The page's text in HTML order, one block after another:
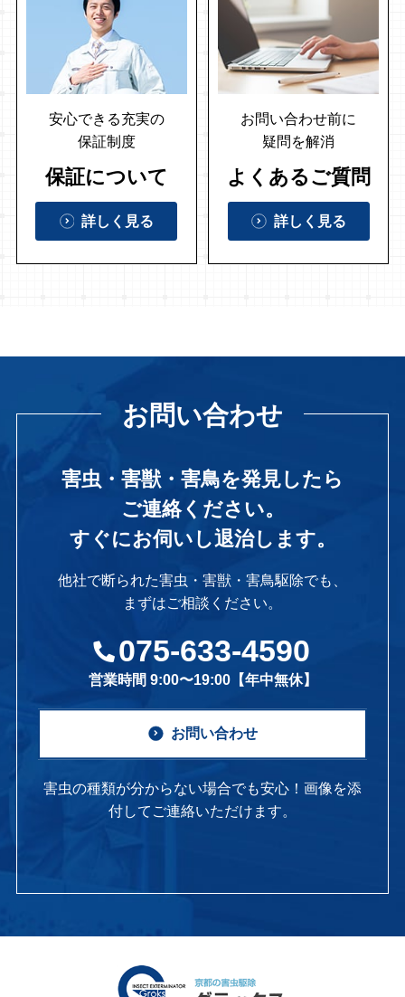
安心できる充実の
保証制度
保証について
詳しく見る
お問い合わせ前に
疑問を解消
よくあるご質問
詳しく見る
お問い合わせ
害虫・害獣・害鳥を発見したら
ご連絡ください。
すぐにお伺いし退治します。
他社で断られた害虫・害獣・害鳥駆除でも、
まずはご相談ください。
075-633-4590
営業時間 9:00〜19:00【年中無休】
お問い合わせ
害虫の種類が分からない場合でも安心！画像を添
付してご連絡いただけます。